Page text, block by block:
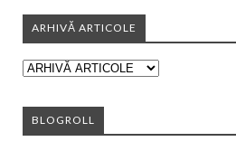
ARHIVĂ ARTICOLE
BLOGROLL